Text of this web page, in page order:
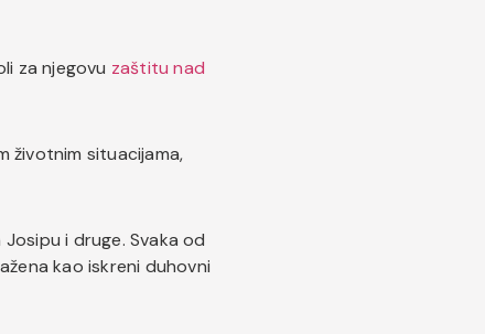
za njegovu zaštitu nad
životnim situacijama,
i druge. Svaka od
kao iskreni duhovni